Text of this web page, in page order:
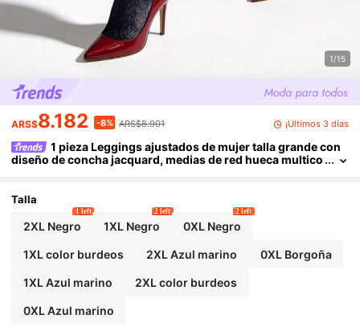
1/15
ARS$8.182 -8% ARS$8.901 ¡Últimos 3 días
1 pieza Leggings ajustados de mujer talla grande con
diseño de concha jacquard, medias de red hueca multico
uendo versátil de estilo gótico
Talla
2XL Negro
1 left
1XL Negro
2 left
0XL Negro
2 left
1XL color burdeos 2XL Azul marino 0XL Borgoña
1XL Azul marino 2XL color burdeos
0XL Azul marino